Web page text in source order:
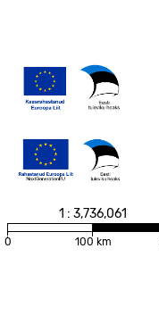
1 : 3,736,061
0 100 km